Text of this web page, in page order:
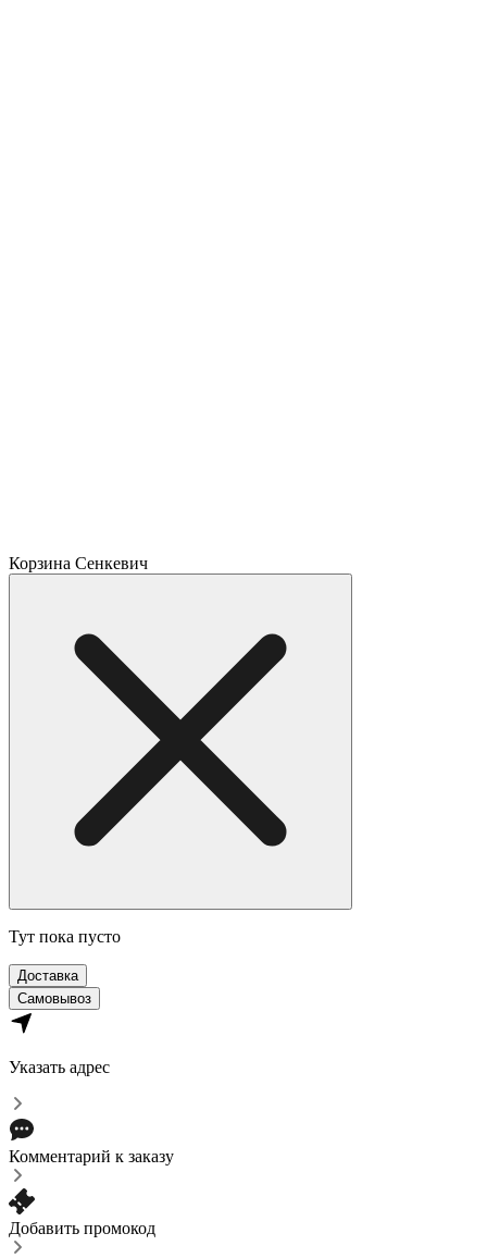
Корзина Сенкевич
Тут пока пусто
Доставка
Самовывоз
Указать адрес
Комментарий к заказу
Добавить промокод